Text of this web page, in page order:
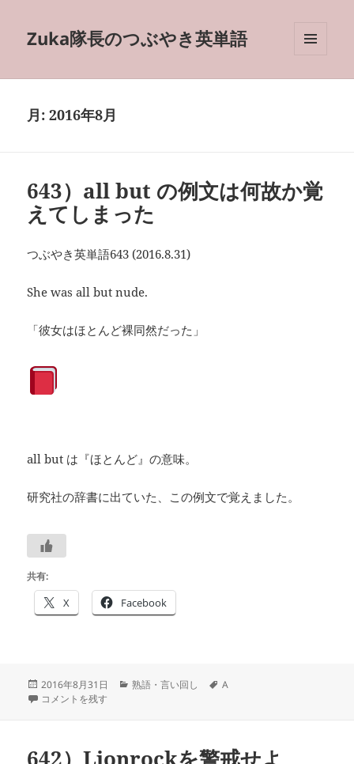
Zuka隊長のつぶやき英単語
ーとウ
月:2016年8月
643）all but の例文は何故か覚
えてしまった
つぶやき英単語643 (2016.8.31)
She was all but nude.
「彼女はほとんど裸同然だった」
all but は『ほとんど』の意味。
研究社の辞書に出ていた、この例文で覚えました。
共有:
X Facebook
投
稿
2016年8月31日
カ
熟語・言い回し
タ
A
643）all but の例文は何故か覚えてしまった に
コメントを残す